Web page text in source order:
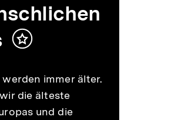
Inhalt
immer älter.
die älteste
und die